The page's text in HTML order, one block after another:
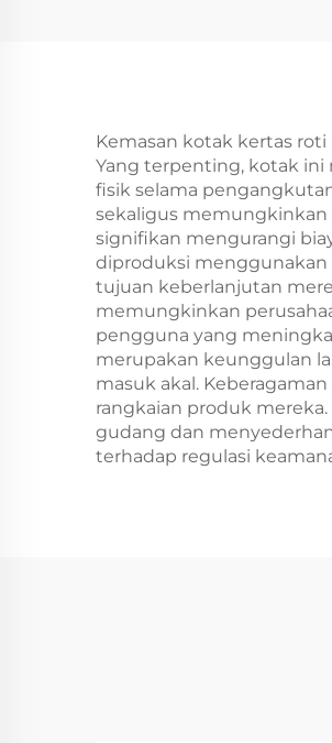
Kemasan kotak kertas
Yang terpenting, kotak
fisik selama
sekaligus memungkinkan
signifikan mengurangi
diproduksi menggunakan
tujuan keberlanjutan
memungkinkan
pengguna yang
merupakan keunggulan
masuk akal.
rangkaian produk
gudang dan
terhadap regulasi